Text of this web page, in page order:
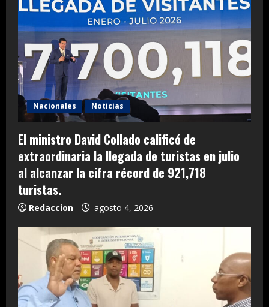
Nacionales Noticias
El ministro David Collado calificó de
extraordinaria la llegada de turistas en julio
al alcanzar la cifra récord de 921,718
turistas.
Redaccion agosto 4, 2026